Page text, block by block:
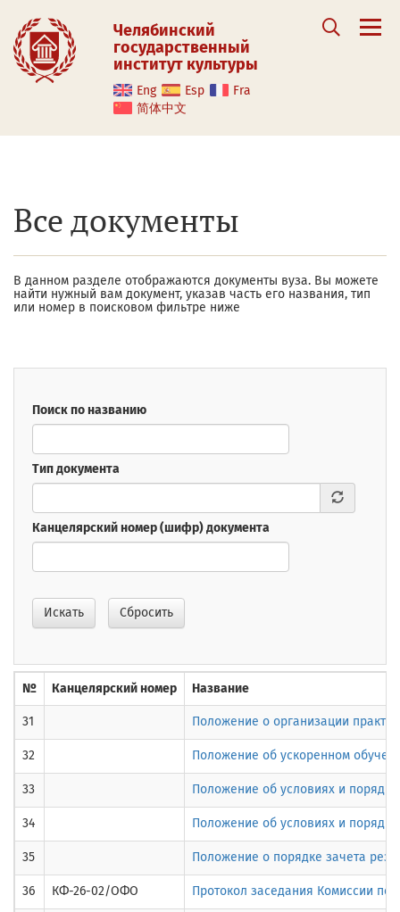
Челябинский
государственный
институт культуры
Eng Esp
Fra
简体中文
Все документы
В данном разделе отображаются документы вуза. Вы можете
найти нужный вам документ, указав часть его названия, тип
или номер в поисковом фильтре ниже
Поиск по названию
Тип документа
Канцелярский номер (шифр) документа
Искать Сбросить
№ Канцелярский номер Название
31 Положение о организации
32 Положение об ускоренном
33 Положение об условиях и
34 Положение об условиях и
35 Положение о порядке зачета
36 КФ-26-02/ОФО Протокол заседания Комиссии по